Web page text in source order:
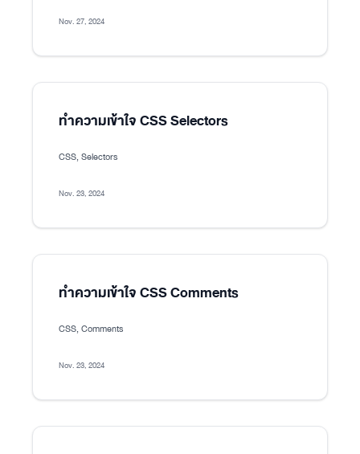
Nov. 27, 2024
ทำความเข้าใจ CSS Selectors
CSS, Selectors
Nov. 23, 2024
ทำความเข้าใจ CSS Comments
CSS, Comments
Nov. 23, 2024